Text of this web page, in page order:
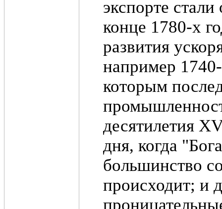
экспорте
конце 1780-х
развития
например
которым
десятилетия
дня, когда
большинство
происходит; и